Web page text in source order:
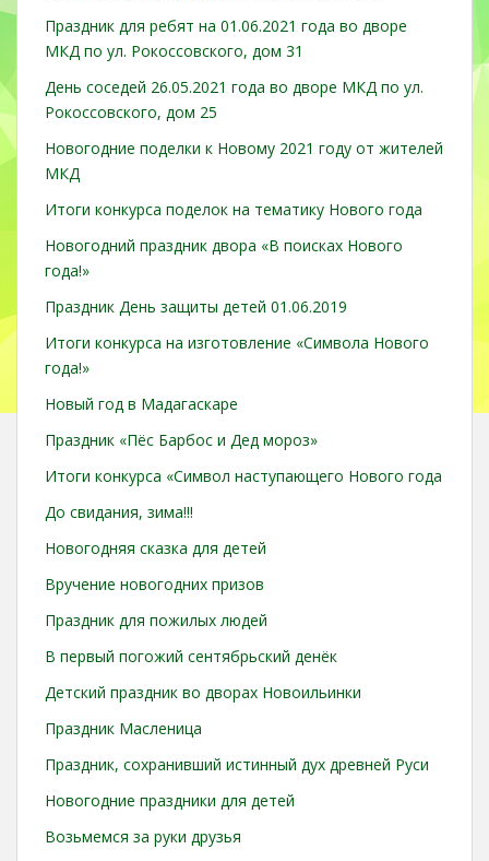
t
Праздник для ребят на 01.06.2021 года во дворе
МКД по ул. Рокоссовского, дом 31
День соседей 26.05.2021 года во дворе МКД по ул.
Рокоссовского, дом 25
Новогодние поделки к Новому 2021 году от жителей
МКД
Итоги конкурса поделок на тематику Нового года
Новогодний праздник двора «В поисках Нового
года!»
Праздник День защиты детей 01.06.2019
Итоги конкурса на изготовление «Символа Нового
года!»
Новый год в Мадагаскаре
Праздник «Пёс Барбос и Дед мороз»
Итоги конкурса «Символ наступающего Нового года
До свидания, зима!!!
Новогодняя сказка для детей
Вручение новогодних призов
Праздник для пожилых людей
В первый погожий сентябрьский денёк
Детский праздник во дворах Новоильинки
Праздник Масленица
Праздник, сохранивший истинный дух древней Руси
Новогодние праздники для детей
Возьмемся за руки друзья